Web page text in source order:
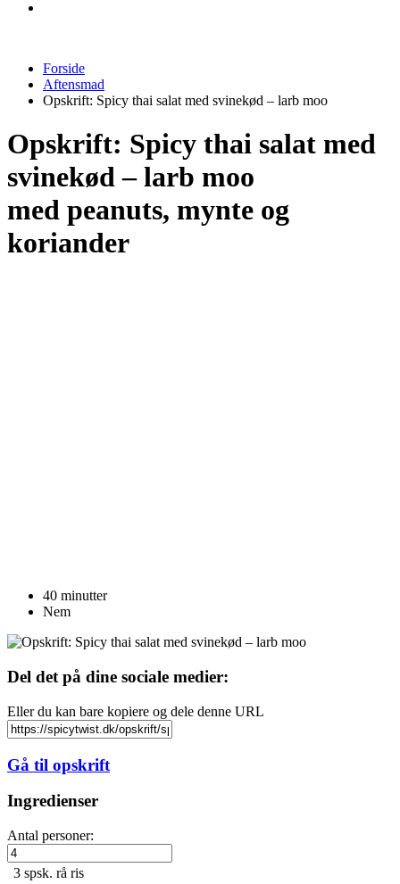
Forside
Aftensmad
Opskrift: Spicy thai salat med svinekød – larb moo
Opskrift: Spicy thai salat med
svinekød – larb moo
med peanuts, mynte og
koriander
40 minutter
Nem
Del det på dine sociale medier:
Eller du kan bare kopiere og dele denne URL
Gå til opskrift
Ingredienser
Antal personer:
3 spsk. rå ris